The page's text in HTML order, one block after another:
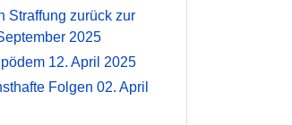
Straffung zurück zur
2025
12. April 2025
Folgen 02. April